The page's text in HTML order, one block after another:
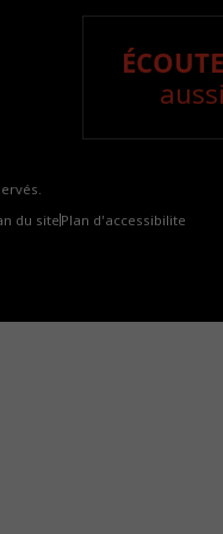
du sitePlan d'accessibilite